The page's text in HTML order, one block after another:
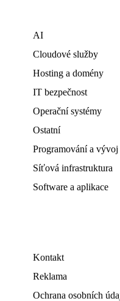
AI
Cloudové služby
Hosting a domény
IT bezpečnost
Operační systémy
Ostatní
Programování a vývoj
Síťová infrastruktura
Software a aplikace
Kontakt
Reklama
Ochrana osobních